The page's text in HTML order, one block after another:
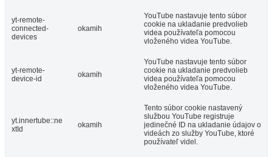
yt-remote-
connected-
devices
okamih
YouTube nastavuje tento súbor
cookie na ukladanie predvolieb
videa používateľa pomocou
vloženého videa YouTube.
yt-remote-
device-id
okamih
YouTube nastavuje tento súbor
cookie na ukladanie predvolieb
videa používateľa pomocou
vloženého videa YouTube.
yt.innertube::ne
xtId
okamih
Tento súbor cookie nastavený
službou YouTube registruje
jedinečné ID na ukladanie údajov o
videách zo služby YouTube, ktoré
používateľ videl.